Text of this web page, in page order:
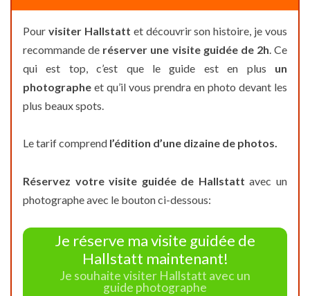
Pour visiter Hallstatt et découvrir son histoire, je vous
recommande de réserver une visite guidée de 2h. Ce
qui est top, c’est que le guide est en plus un
photographe et qu’il vous prendra en photo devant les
plus beaux spots.
Le tarif comprend l’édition d’une dizaine de photos.
Réservez votre visite guidée de Hallstatt avec un
photographe avec le bouton ci-dessous:
Je réserve ma visite guidée de
Hallstatt maintenant!
Je souhaite visiter Hallstatt avec un
guide photographe